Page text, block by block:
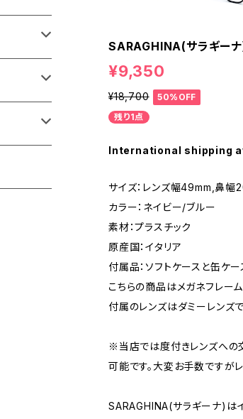
SARAGHINA(サラギー
¥9,350
¥18,700
50%OFF
残り1点
International shipping
サイズ：レンズ幅49mm,鼻幅
カラー：ネイビー/ブルー
素材：プラスチック
原産国：イタリア
付属品：ソフトケースと缶ケ
こちらの商品はメガネフレーム
付属のレンズはダミーレンズで
※当店では度付きレンズへの
可能です。大変お手数ですが
SARAGHINA(サラギーナ)は